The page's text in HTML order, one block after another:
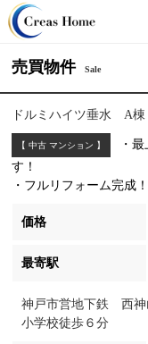
売買物件 Sale
ドルミハイツ垂水 A棟
【 中古 マンション 】
・
す！
・フルリフォーム完成
価格
最寄駅
神戸市営地下鉄 西神
小学校徒歩６分